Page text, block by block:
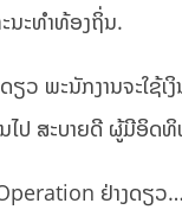
ນະທຳທ້ອງຖິ່ນ.
ຽວ ພະນັກງານຈະ
ໄປ ສະບາຍດີ ຜູ້ມີອິດ
Operation ຢ່າງດ